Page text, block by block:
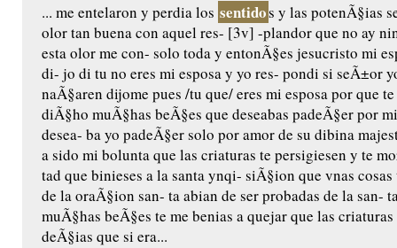
... me entelaron y perdia los sentidos y las potenÃ§ias
olor tan buena con aquel res- [3v] -plandor que no ay
esta olor me con- solo toda y entonÃ§es jesucristo mi
di- jo di tu no eres mi esposa y yo res- pondi si seÃ±or
naÃ§aren dijome pues /tu que/ eres mi esposa por que
diÃ§ho muÃ§has beÃ§es que deseabas padeÃ§er por
desea- ba yo padeÃ§er solo por amor de su dibina
a sido mi bolunta que las criaturas te persigiesen y te
tad que binieses a la santa ynqi- siÃ§ion que vnas
de la oraÃ§ion san- ta abian de ser probadas de la san-
muÃ§has beÃ§es te me benias a quejar que las
deÃ§ias que si era...